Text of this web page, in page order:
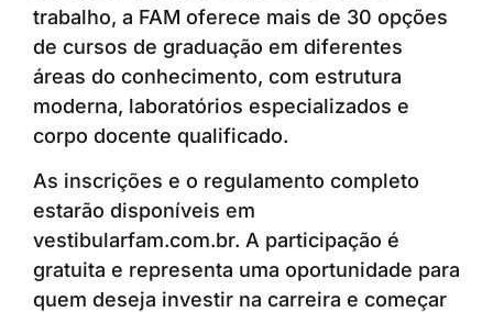
trabalho, a FAM oferece mais de 30 opções
de cursos de graduação em diferentes
áreas do conhecimento, com estrutura
moderna, laboratórios especializados e
corpo docente qualificado.
As inscrições e o regulamento completo
estarão disponíveis em
vestibularfam.com.br. A participação é
gratuita e representa uma oportunidade para
quem deseja investir na carreira e começar